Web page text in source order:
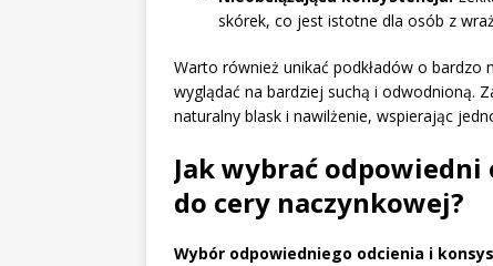
skórek, co jest istotne dla osób z
Warto również unikać podkładów o
wyglądać na bardziej suchą i odwodnioną.
naturalny blask i nawilżenie, wspierając
Jak wybrać
do cery naczynkowej?
Wybór odpowiedniego odcienia i